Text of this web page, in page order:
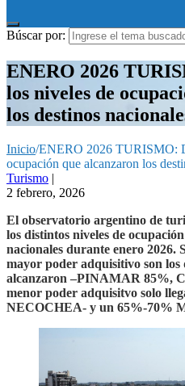
Búscar por:
ENERO 2026
los niveles de
los destinos
Inicio/ENERO 2026 TURISMO:
ocupación que alcanzaron los
Turismo |
2 febrero, 2026
El observatorio argentino de
los distintos niveles de
nacionales durante enero 2026.
mayor poder adquisitivo son los
alcanzaron –PINAMAR 85%,
menor poder adquisitvo solo
NECOCHEA- y un 65%-70%